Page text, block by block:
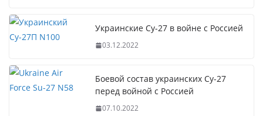
Украинские Су-27 в войне с Россией
03.12.2022
Боевой состав украинских Су-27
перед войной с Россией
07.10.2022